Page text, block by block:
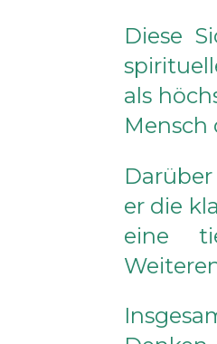
Diese
als
er die
eine